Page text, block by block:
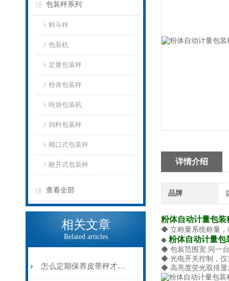
包装秤系列
料斗秤
包装机
定量包装秤
粉体包装秤
吨袋包装机
饲料包装秤
阀口式包装秤
敞开式包装秤
查看全部
相关文章
Related articles
怎么定期保养皮带秤才能确保准确度？
详情介绍
品牌
粉体自动计量包装
◆ 立称量系统称量，
◆ 粉体自动计量包
◆ 包装范围宽:同一
◆ 光电开关控制，仅
◆ 高亮度荧光双排显